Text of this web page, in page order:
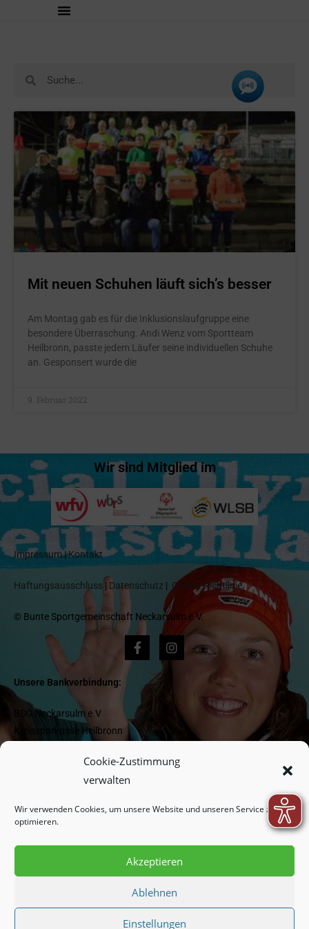
Cookie-Zustimmung
verwalten
Wir verwenden Cookies, um unsere Website und unseren Service zu
optimieren.
Akzeptieren
Ablehnen
Einstellungen
Mit neuen Schuhen läuft sich’s besser
Am Montag gab es für die Inklusionslaufgruppe eine
besondere Überraschung. Andi Wenz vom Sportteam
Heilbronn, passte jedem Läufer seine individuellen Schuhe
an. Gesponsert wurde die
9. Februar 2022
Wir sind Mitglied im
Impressum|Kontakt
Haftungsausschluss | Datenschutz | Cookie-Richtlinie
© Bunte Sportgemeinschaft Neckarsulm e.V.
Unsere Bankverbindung:
BSG Neckarsulm e.V
Kreissparkasse Heilbronn
BIC HEISDE66XXX
Newsletter:
Indem Sie fortfahren, akzeptieren Sie unsere
Datenschutzerklärung.